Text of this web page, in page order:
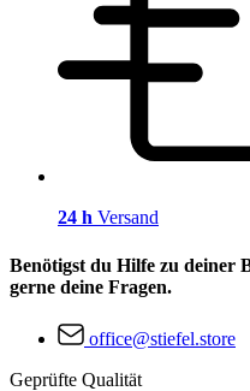
24 h Versand
Benötigst du Hilfe zu deiner
gerne deine Fragen.
office@stiefel.store
Geprüfte Qualität